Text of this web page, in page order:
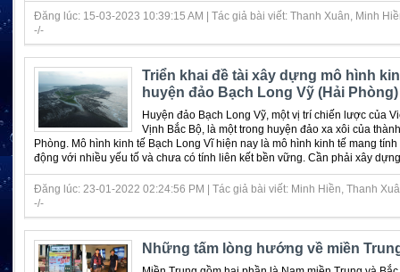
Đăng lúc: 15-03-2023 10:39:15 AM | Tác giả bài viết: Thanh Xuân, Minh
-/-
Triển khai đề tài xây dựng mô hình
huyện đảo Bạch Long Vỹ (Hải Phòng)
Huyện đảo Bạch Long Vỹ, một vị trí chiến lược của
Vịnh Bắc Bộ, là một trong huyện đảo xa xôi của
Phòng. Mô hình kinh tế Bạch Long Vĩ hiện nay là mô hình kinh tế mang
động với nhiều yếu tố và chưa có tính liên kết bền vững. Cần phải xây
Đăng lúc: 23-01-2022 02:24:56 PM | Tác giả bài viết: Minh Hiền, Thanh
-/-
Những tấm lòng hướng về miền